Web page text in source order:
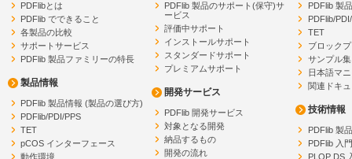
PDFlibとは
PDFlib でできること
各製品の比較
サポートサービス
PDFlib 製品ファミリーの特長
製品情報
PDFlib 製品情報 (製品の選び方)
PDFlib/PDI/PPS
TET
pCOS インターフェース
動作環境
PDFlib 製品のサポート(保守)サ
ービス
評価中サポート
インストールサポート
スタンダードサポート
プレミアムサポート
開発サービス
PDFlib 開発サービス
対象となる開発
納品するもの
開発の流れ
PDFlib 製
PDFlib/
TET
ブロック
サンプル集
日本語マ
関連ドキ
技術情報
PDFlib 製
PDFlib 入門
PLOP DS